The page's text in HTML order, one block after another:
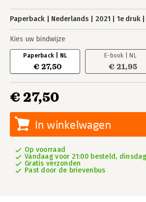
Paperback Nederlands 2021 1e druk
Kies uw bindwijze
Paperback | NL
€ 27,50
E-book | NL
€ 21,95
€ 27,50
In winkelwagen
Op voorraad
Vandaag voor 21:00 besteld,
Gratis verzonden
Past door de brievenbus